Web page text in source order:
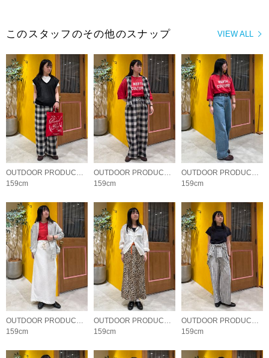
VIEW ALL
このスタッフのその他のスナップ
OUTDOOR PRODUCTS Usual Things
159cm
OUTDOOR PRODUCTS Usual Things
159cm
OUTDOOR PRODUCTS Usual Things
159cm
OUTDOOR PRODUCTS Usual Things
159cm
OUTDOOR PRODUCTS Usual Things
159cm
OUTDOOR PRODUCTS Usual Things
159cm